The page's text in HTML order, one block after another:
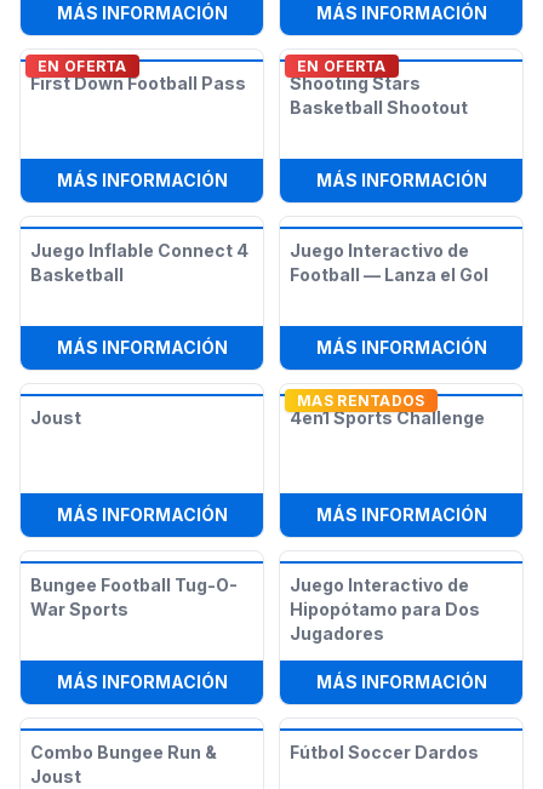
MÁS INFORMACIÓN: BRINCOLÍN GIGANTE DE FUTBOLÍN
MÁS INFORMACIÓN:
EN OFERTA
First Down Football Pass
MÁS INFORMACIÓN: FIRST DOWN FOOTBALL PASS
EN OFERTA
Shooting Stars
Basketball Shootout
MÁS INFORMACIÓN:
Juego Inflable Connect 4
Basketball
MÁS INFORMACIÓN: JUEGO INFLABLE CONNECT 4
Juego Interactivo de
Football — Lanza el Gol
MÁS INFORMACIÓN:
Joust
MÁS INFORMACIÓN:
MAS RENTADOS
4en1 Sports Challenge
MÁS INFORMACIÓN:
Bungee Football Tug-O-
War Sports
MÁS INFORMACIÓN: BUNGEE FOOTBALL TUG-O-WAR
Juego Interactivo de
Hipopótamo para Dos
Jugadores
MÁS INFORMACIÓN:
Combo Bungee Run &
Joust
Fútbol Soccer Dardos